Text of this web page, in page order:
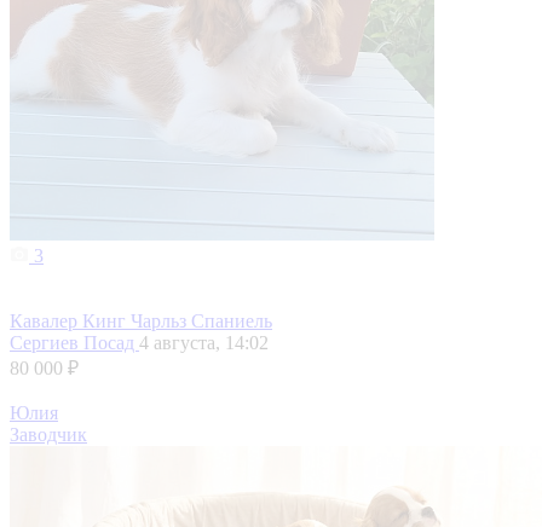
3
Кавалер Кинг Чарльз Спаниель
Сергиев Посад 4 августа, 14:02
80 000 ₽
Юлия
Заводчик